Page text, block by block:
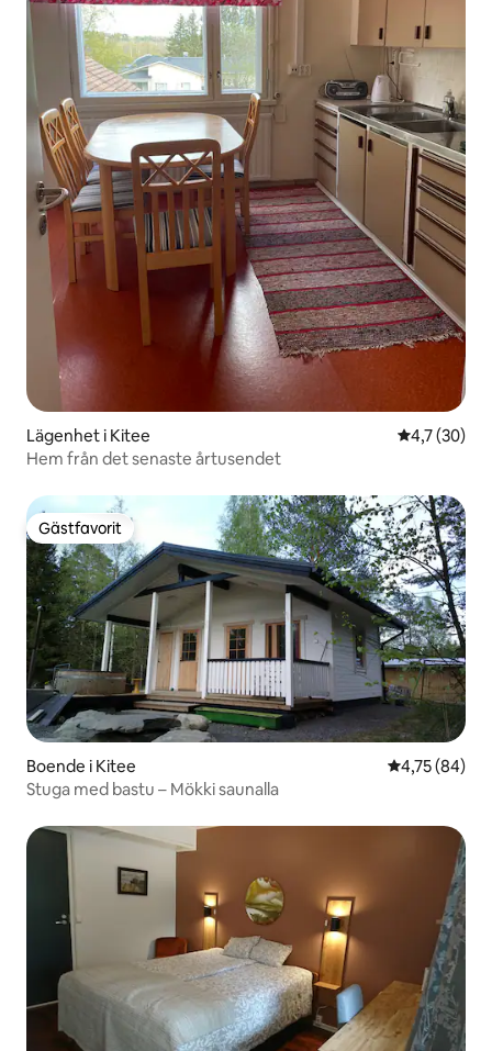
Lägenhet i Kitee 4,7 av 5 i
4,7 (30)
Hem från det senaste årtusendet
Gästfavorit
Gästfavorit
Boende i Kitee 4,75 av 5 i
4,75 (84)
Stuga med bastu – Mökki saunalla